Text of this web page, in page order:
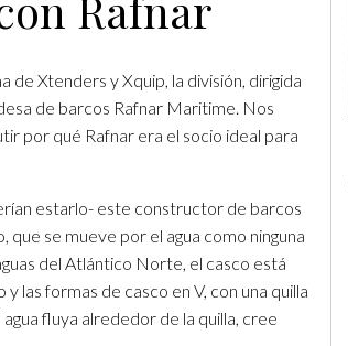
de Xtenders y Xquip, la división, dirigida
de barcos Rafnar Maritime. Nos
por qué Rafnar era el socio ideal para
estarlo- este constructor de barcos
se mueve por el agua como ninguna
del Atlántico Norte, el casco está
las formas de casco en V, con una quilla
fluya alrededor de la quilla, cree